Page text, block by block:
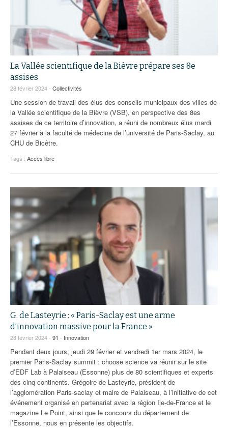
La Vallée scientifique de la Bièvre prépare ses 8e
assises
28 février 2024 - Collectivités
Une session de travail des élus des conseils municipaux des villes de
la Vallée scientifique de la Bièvre (VSB), en perspective des 8es
assises de ce territoire d’innovation, a réuni de nombreux élus mardi
27 février à la faculté de médecine de l’université de Paris-Saclay, au
CHU de Bicêtre.
Tags : Accès libre
G. de Lasteyrie : « Paris-Saclay est une arme
d’innovation massive pour la France »
28 février 2024 - 91 - Innovation
Pendant deux jours, jeudi 29 février et vendredi 1er mars 2024, le
premier Paris-Saclay summit : choose science va réunir sur le site
d’EDF Lab à Palaiseau (Essonne) plus de 80 scientifiques et experts
des cinq continents. Grégoire de Lasteyrie, président de
l’agglomération Paris-saclay et maire de Palaiseau, à l’initiative de cet
événement organisé en partenariat avec la région Ile-de-France et le
magazine Le Point, ainsi que le concours du département de
l’Essonne, nous en présente les objectifs.